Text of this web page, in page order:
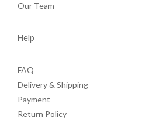
Our Team
Help
FAQ
Delivery & Shipping
Payment
Return Policy